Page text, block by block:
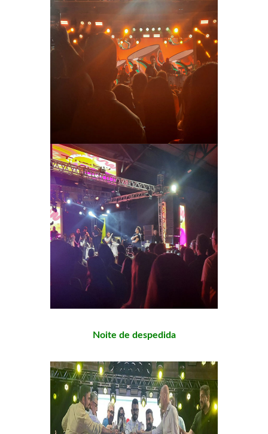
Noite de despedida